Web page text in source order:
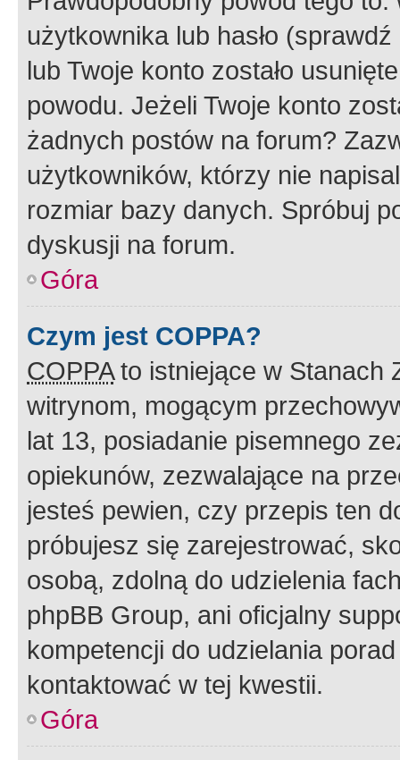
użytkownika lub hasło
lub Twoje konto zostało
powodu. Jeżeli Twoje konto
żadnych postów na forum?
użytkowników, którzy nie
rozmiar bazy danych. Spróbuj
dyskusji na forum.
Góra
Czym jest COPPA?
COPPAto istniejące w Stanach
witrynom, mogącym
lat 13, posiadanie pisemnego
opiekunów, zezwalające na
jesteś pewien, czy przepis ten
próbujesz się zarejestrować,
osobą, zdolną do udzielenia
phpBB Group, ani oficjalny
kompetencji do udzielania
kontaktować w tej kwestii.
Góra